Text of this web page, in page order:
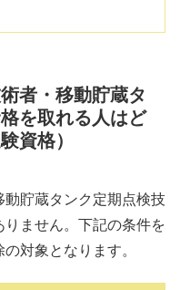
者・移動貯蔵タ
を取れる人はど
資格）
貯蔵タンク定期点検技
ません。下記の条件を
対象となります。